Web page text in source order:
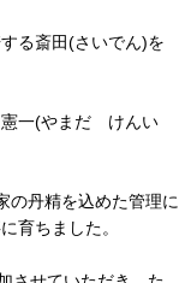
る斎田(さいでん)を
一(やまだ けんい
の丹精を込めた管理に
育ちました。